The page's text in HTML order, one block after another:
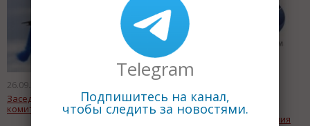
26.09.2011
Заседание Организационного
комитета "МАКС-2011"
На сайте Международного
форума АТОМЭКСПО 2011
открыта система назначения
Telegram
Подпишитесь на канал,
чтобы следить за новостями.